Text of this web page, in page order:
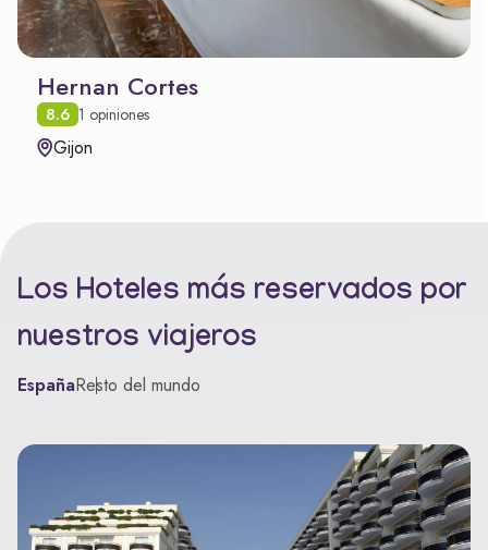
Hernan Cortes
8.6 1 opiniones
Gijon
Los Hoteles más reservados por
nuestros viajeros
EspañaResto del mundo